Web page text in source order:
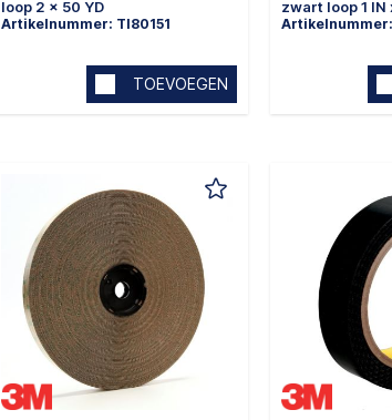
loop 2 x 50 YD
Artikelnummer: TI80151
TOEVOEGEN
zwart loop 1 IN